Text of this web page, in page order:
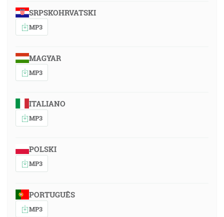
SRPSKOHRVATSKI
MP3
MAGYAR
MP3
ITALIANO
MP3
POLSKI
MP3
PORTUGUÊS
MP3